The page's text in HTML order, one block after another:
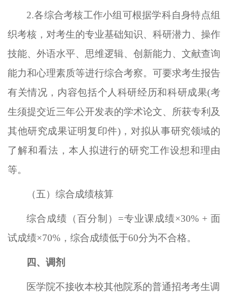
2.各综合考核工作小组 可根据学科自身特点组
织考核，对考生的专业基础知识、科研潜力、操作
技能、外语水平、思维逻辑、创新能力、文献查询
能力和心理素质等进行综合考察。可要求考生报告
有关情况，内容包括个人科研经历和科研成果(考
生须提交近三年公开发表的学术论文、所获专利及
其他研究成果证明复印件)，对拟从事研究领域的
了解和看法，本人拟进行的研究工作设想和理由
等。
（五）综合成绩核算
综合成绩（百分制） =专业课成绩×30% + 面
试成绩×70%，综合成绩低于60分为不合格。
四、调剂
医学院不接收本校其他院系的普通招考考生调